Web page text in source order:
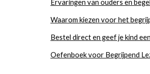
Ervaringen van ouders en
Waarom kiezen voor het
Bestel direct en geef je kind
Oefenboek voor Begrijpend